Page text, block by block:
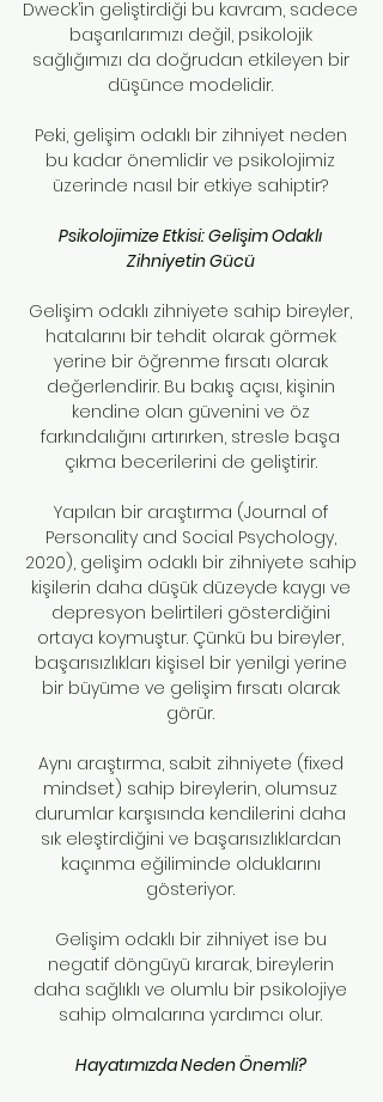
Dweck’in geliştirdiği bu kavram, sadece
başarılarımızı değil, psikolojik
sağlığımızı da doğrudan etkileyen bir
düşünce modelidir.
Peki, gelişim odaklı bir zihniyet neden
bu kadar önemlidir ve psikolojimiz
üzerinde nasıl bir etkiye sahiptir?
Psikolojimize Etkisi: Gelişim Odaklı
Zihniyetin Gücü
Gelişim odaklı zihniyete sahip bireyler,
hatalarını bir tehdit olarak görmek
yerine bir öğrenme fırsatı olarak
değerlendirir. Bu bakış açısı, kişinin
kendine olan güvenini ve öz
farkındalığını artırırken, stresle başa
çıkma becerilerini de geliştirir.
Yapılan bir araştırma (Journal of
Personality and Social Psychology,
2020), gelişim odaklı bir zihniyete sahip
kişilerin daha düşük düzeyde kaygı ve
depresyon belirtileri gösterdiğini
ortaya koymuştur. Çünkü bu bireyler,
başarısızlıkları kişisel bir yenilgi yerine
bir büyüme ve gelişim fırsatı olarak
görür.
Aynı araştırma, sabit zihniyete (fixed
mindset) sahip bireylerin, olumsuz
durumlar karşısında kendilerini daha
sık eleştirdiğini ve başarısızlıklardan
kaçınma eğiliminde olduklarını
gösteriyor.
Gelişim odaklı bir zihniyet ise bu
negatif döngüyü kırarak, bireylerin
daha sağlıklı ve olumlu bir psikolojiye
sahip olmalarına yardımcı olur.
Hayatımızda Neden Önemli?